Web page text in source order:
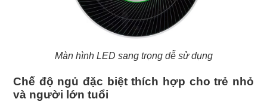
Màn hình LED sang trọng dễ sử dụng
Chế độ ngủ đặc biệt thích hợp cho trẻ nhỏ
và người lớn tuổi